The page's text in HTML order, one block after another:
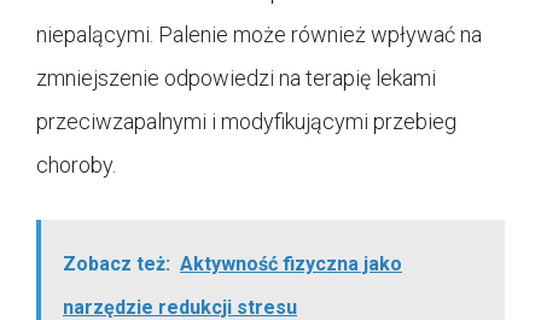
niepalącymi. Palenie może również wpływać na
zmniejszenie odpowiedzi na terapię lekami
przeciwzapalnymi i modyfikującymi przebieg
choroby.
Zobacz też: Aktywność fizyczna jako
narzędzie redukcji stresu